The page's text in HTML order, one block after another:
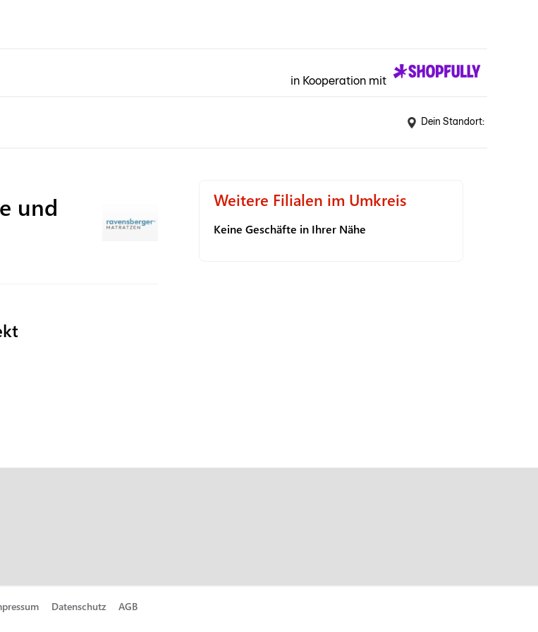
in Kooperation mit
Dein Standort:
Weitere Filialen im Umkreis
Keine Geschäfte in Ihrer Nähe
und
Datenschutz AGB